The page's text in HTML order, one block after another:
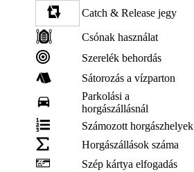
Catch & Release jegy
Csónak használat
Szerelék behordás
Sátorozás a vízparton
Parkolási a
horgászállásnál
Számozott horgászhelyek
Horgászállások száma
Szép kártya elfogadás